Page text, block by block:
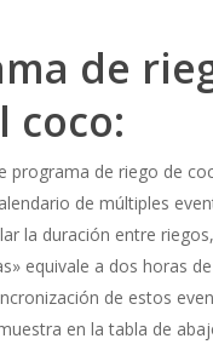
de
coco:
programa de riego de
de múltiples
la duración entre
equivale a dos horas
de estos
en la tabla de